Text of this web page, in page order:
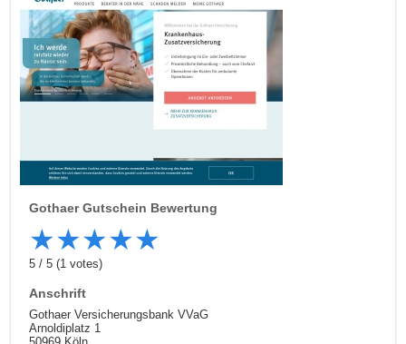
GothaerGutschein Bewertung
★★★★★
5/5 (1 votes)
Anschrift
Gothaer Versicherungsbank VVaG
Arnoldiplatz 1